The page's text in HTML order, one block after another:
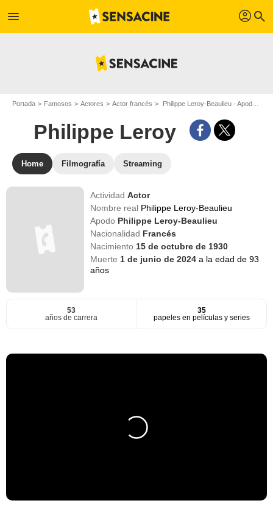
menu profil search
Portada Famosos Actores Actor francés Philippe Leroy-Beaulieu - Apodo : Philippe Leroy
Philippe Leroy
Home Filmografía Streaming
ActividadActor
Nombre real Philippe Leroy-Beaulieu
Apodo Philippe Leroy-Beaulieu
Nacionalidad Francés
Nacimiento 15 de octubre de 1930
Muerte 1 de junio de 2024a la edad de 93
años
53
años de carrera
35
papeles en películas y series